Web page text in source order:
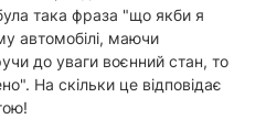
така фраза "що якби я
автомобілі, маючи
до уваги воєнний стан, то
На скільки це відповідає